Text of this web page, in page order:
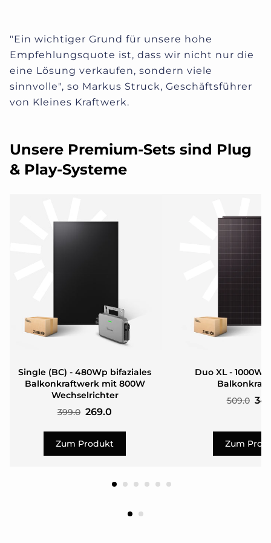
"Ein wichtiger Grund für unsere hohe
Empfehlungsquote ist, dass wir nicht nur die
eine Lösung verkaufen, sondern viele
sinnvolle", so Markus Struck, Geschäftsführer
von Kleines Kraftwerk.
Unsere Premium-Sets sind Plug
& Play-Systeme
Single (BC) - 480Wp bifaziales
Balkonkraftwerk mit 800W
Wechselrichter
399.0 269.0
Zum Produkt
Duo XL -
509.0
Zum